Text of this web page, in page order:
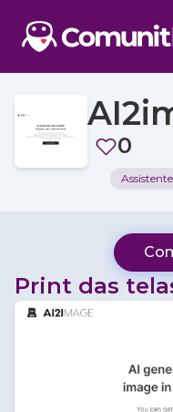
0
Print das